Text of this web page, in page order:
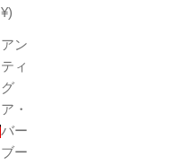
¥)
アン
ティ
グ
ア・
バー
ブー